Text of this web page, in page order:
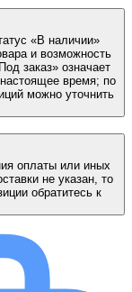
«В наличии»
и возможность
заказ» означает
время; по
можно уточнить
оплаты или иных
не указан, то
обратитесь к